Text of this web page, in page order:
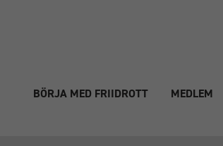
BÖRJA MED FRIIDROTT MEDLEM